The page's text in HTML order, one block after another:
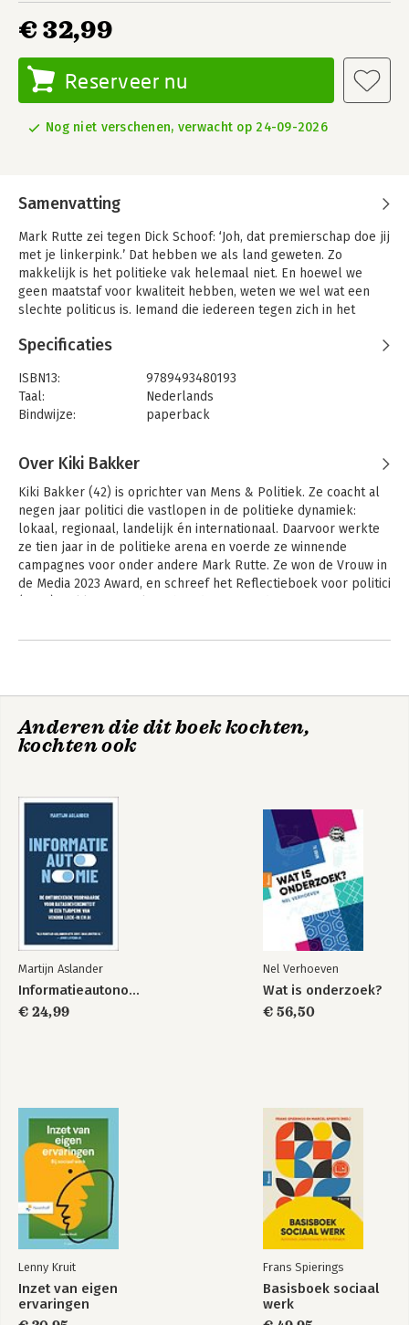
€ 32,99
Reserveer nu
Nog niet verschenen, verwacht op 24-09-2026
Samenvatting
Mark Rutte zei tegen Dick Schoof: ‘Joh, dat premierschap doe jij
met je linkerpink.’ Dat hebben we als land geweten. Zo
makkelijk is het politieke vak helemaal niet. En hoewel we
geen maatstaf voor kwaliteit hebben, weten we wel wat een
slechte politicus is. Iemand die iedereen tegen zich in het
Van ervaren rotten hoor je: ‘Het is een kwestie van learning on
the job.’ Maar hoe leer je dat, als elke fout onder een
vergrootglas ligt? Achter de schermen spelen ongeschreven
regels een grote rol. Wat gebeurt er nou echt? Hoe haal je in
In dit boek verteltKiki Bakker
wachten staat én hoe je politieke handigheid ontwikkelt. Ze
reikt praktische handvatten aan waarmee je direct aan de slag
kunt. Aan het woord komen ook prominente politici: welke
lessen leerden zij on the job? Je krijgt de ins and outs die je op
je eerste politieke werkdag had willen hebben en waar je tien
jaar later nog steeds profijt van hebt.
Specificaties
ISBN13:
9789493480193
Taal:
Nederlands
Bindwijze:
paperback
Druk:
Verschijningsdatum:
24-9-2026
Hoofdrubriek: Mens en maatschappij
Over Kiki Bakker
Kiki Bakker (42) is oprichter van Mens & Politiek. Ze coacht al
negen jaar politici die vastlopen in de politieke dynamiek:
lokaal, regionaal, landelijk én internationaal. Daarvoor werkte
ze tien jaar in de politieke arena en voerde ze winnende
campagnes voor onder andere Mark Rutte. Ze won de Vrouw in
de Media 2023 Award, en schreef het Reflectieboek voor politici
dosis energie.
Anderen die dit boek kochten,
kochten ook
Martijn Aslander
Informatieautonomie
€ 24,99
Nel Verhoeven
Wat is onderzoek?
€ 56,50
Lenny Kruit
Inzet van eigen
ervaringen
Frans Spierings
Basisboek sociaal
werk